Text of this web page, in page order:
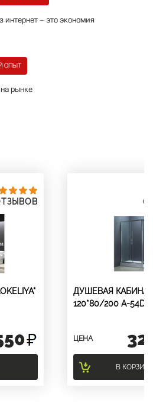
интернет - это экономия
ОПЫТ
рынке
0
ДУШЕВАЯ КАБИНА
120*80/200 A-54D
ЦЕНА 32
В